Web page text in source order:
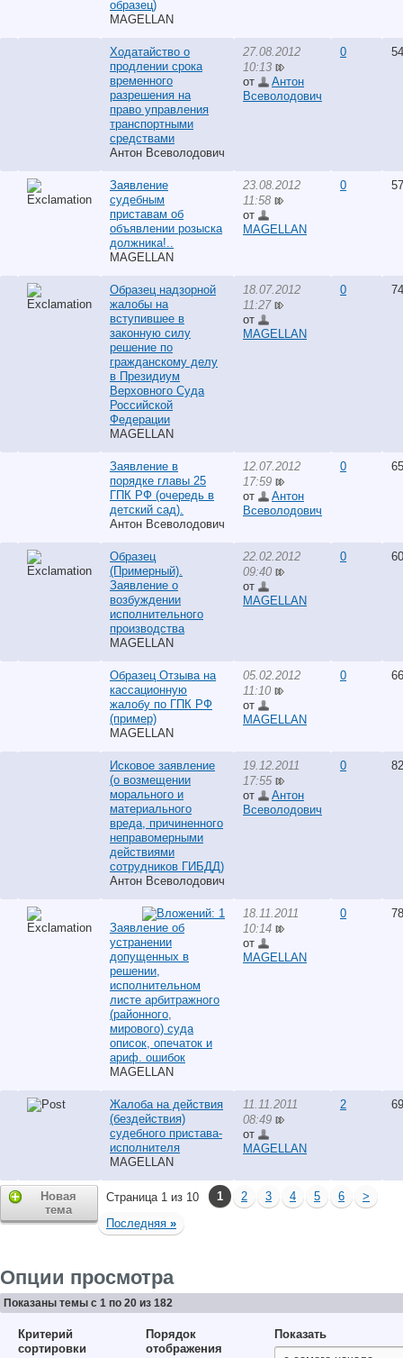
образец)
MAGELLAN
Ходатайство о
продлении срока
временного
разрешения на
право управления
транспортными
средствами
Антон Всеволодович
27.08.2012
10:13
от
Антон
Всеволодович
0
Заявление
судебным
приставам об
объявлении розыска
должника!..
MAGELLAN
23.08.2012
11:58
от
MAGELLAN
0
Образец надзорной
жалобы на
вступившее в
законную силу
решение по
гражданскому делу
в Президиум
Верховного Суда
Российской
Федерации
MAGELLAN
18.07.2012
11:27
от
MAGELLAN
0
Заявление в
порядке главы 25
ГПК РФ (очередь в
детский сад).
Антон Всеволодович
12.07.2012
17:59
от
Антон
Всеволодович
0
Образец
(Примерный).
Заявление о
возбуждении
исполнительного
производства
MAGELLAN
22.02.2012
09:40
от
MAGELLAN
0
Образец Отзыва на
кассационную
жалобу по ГПК РФ
(пример)
MAGELLAN
05.02.2012
11:10
от
MAGELLAN
0
Исковое заявление
(о возмещении
морального и
материального
вреда, причиненного
неправомерными
действиями
сотрудников ГИБДД)
Антон Всеволодович
19.12.2011
17:55
от
Антон
Всеволодович
0
Заявление об
устранении
допущенных в
решении,
исполнительном
листе арбитражного
(районного,
мирового) суда
описок, опечаток и
ариф. ошибок
MAGELLAN
18.11.2011
10:14
от
MAGELLAN
0
Жалоба на действия
(бездействия)
судебного пристава-
исполнителя
MAGELLAN
11.11.2011
08:49
от
MAGELLAN
2
Новая
тема
Страница 1 из 10 1 2 3 4 5 6
>
Последняя »
Опции просмотра
Показаны темы с 1 по 20 из 182
Критерий
сортировки
Порядок
отображения
Показать